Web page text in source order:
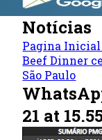
Notícias
Pagina Inicial
Beef Dinner
São Paulo
21 at